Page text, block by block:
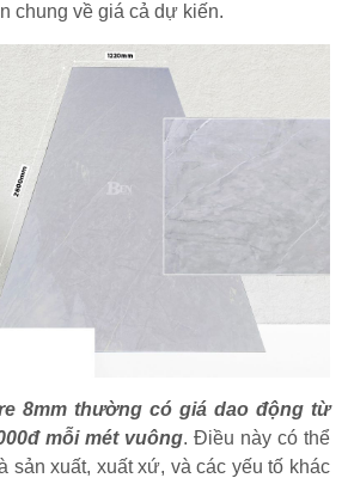
chung về giá cả dự kiến.
8mm thường có giá dao động từ
mỗi mét vuông. Điều này có thể
sản xuất, xuất xứ, và các yếu tố khác